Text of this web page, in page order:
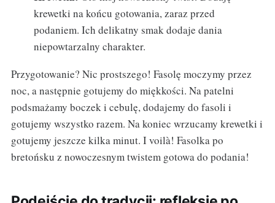
krewetki na końcu gotowania, zaraz przed
podaniem. Ich delikatny smak dodaje dania
niepowtarzalny charakter.
Przygotowanie? Nic prostszego! Fasolę moczymy przez
noc, a następnie gotujemy do miękkości. Na patelni
podsmażamy boczek i cebulę, dodajemy do fasoli i
gotujemy wszystko razem. Na koniec wrzucamy krewetki i
gotujemy jeszcze kilka minut. I voilà! Fasolka po
bretońsku z nowoczesnym twistem gotowa do podania!